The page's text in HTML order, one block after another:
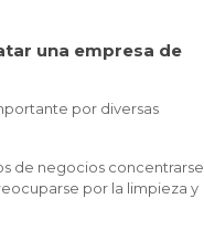
una empresa de
por diversas
de negocios concentrarse
por la limpieza y